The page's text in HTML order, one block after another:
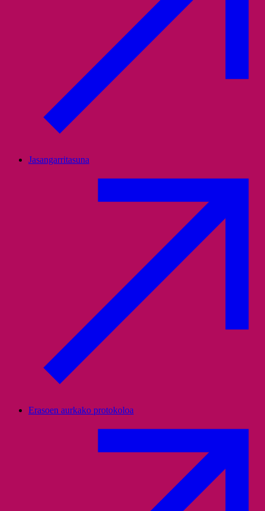
Jasangarritasuna
Erasoen aurkako protokoloa